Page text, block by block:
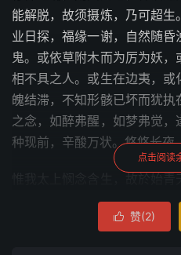
能解脱，故须摄炼，乃可超
业日探，福缘一谢，自然随
鬼。或依草附木而为厉为妖
相不具之人。或生在边夷，
魄结滞，不知形骸已坏而犹
之念，如醉弗醒，如梦弗觉
种现前，辛酸万状。悠悠长夜
是有炼度之法，降授人间，
既久，流弊滋多，万户千门
点击阅读
 赞(2)